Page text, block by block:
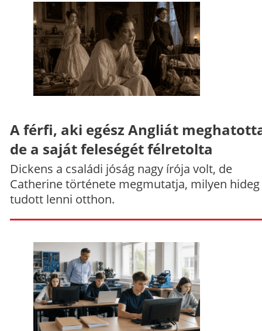
A férfi, aki egész Angliát
de a saját feleségét félretolta
Dickens a családi jóság nagy írója volt, de
Catherine története megmutatja, milyen hideg
tudott lenni otthon.